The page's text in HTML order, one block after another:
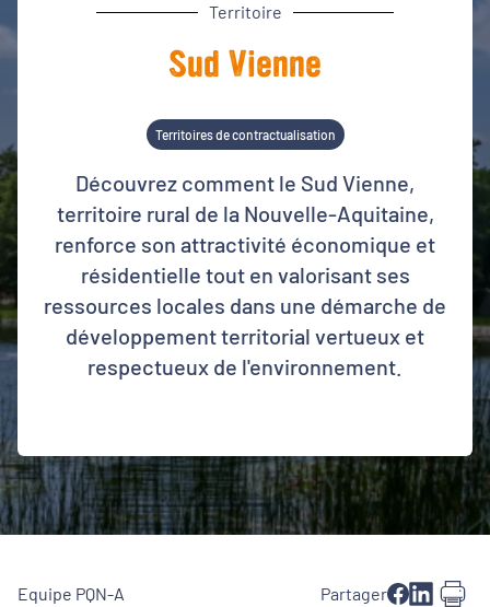
Territoire
Sud Vienne
Territoires de contractualisation
Découvrez comment le Sud Vienne,
territoire rural de la Nouvelle-Aquitaine,
renforce son attractivité économique et
résidentielle tout en valorisant ses
ressources locales dans une démarche de
développement territorial vertueux et
respectueux de l'environnement.
Equipe PQN-A
Partager